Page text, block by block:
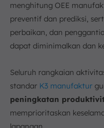
menghitung OEE
preventif dan prediksi,
perbaikan, dan
dapat diminimalkan dan
Seluruh rangkaian
standar K3 manufaktur
peningkatan
memprioritaskan